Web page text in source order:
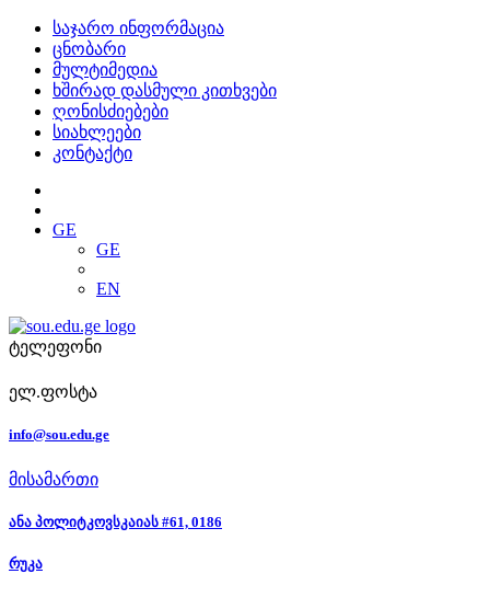
საჯარო ინფორმაცია
ცნობარი
მულტიმედია
ხშირად დასმული კითხვები
ღონისძიებები
სიახლეები
კონტაქტი
GE
GE
EN
ტელეფონი
ელ.ფოსტა
info@sou.edu.ge
მისამართი
ანა პოლიტკოვსკაიას #61, 0186
რუკა